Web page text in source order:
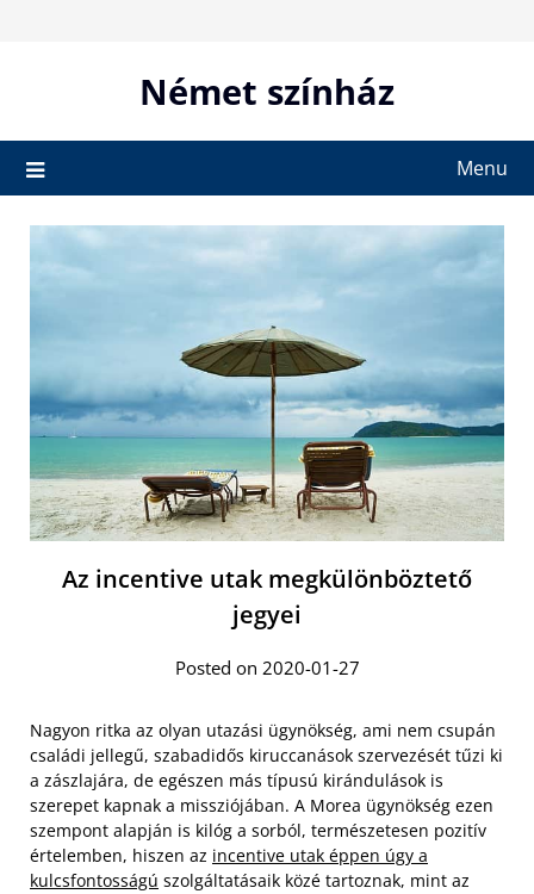
Német színház
Menu
Az incentive utak megkülönböztető
jegyei
Posted on 2020-01-27
Nagyon ritka az olyan utazási ügynökség, ami nem csupán
családi jellegű, szabadidős kiruccanások szervezését tűzi ki
a zászlajára, de egészen más típusú kirándulások is
szerepet kapnak a missziójában. A Morea ügynökség ezen
szempont alapján is kilóg a sorból, természetesen pozitív
értelemben, hiszen az incentive utak éppen úgy a
kulcsfontosságú szolgáltatásaik közé tartoznak, mint az